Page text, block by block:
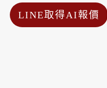
LINE取得AI報價